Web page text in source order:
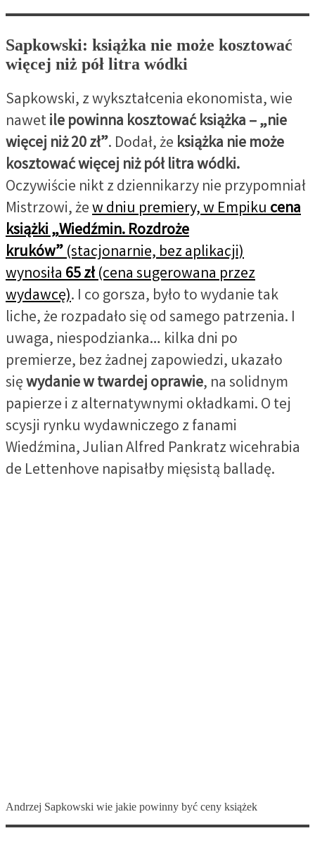
Sapkowski: książka nie może kosztować
więcej niż pół litra wódki
Sapkowski, z wykształcenia ekonomista, wie
nawetile powinna kosztować książka – „nie
więcej niż 20 zł”. Dodał, że książka nie może
kosztować więcej niż pół litra wódki.
Oczywiście nikt z dziennikarzy nie przypomniał
Mistrzowi, żew dniu premiery, w Empikucena
książki „Wiedźmin. Rozdroże
kruków”(stacjonarnie, bez aplikacji)
wynosiła65 zł(cena sugerowana przez
wydawcę). I co gorsza, było to wydanie tak
liche, że rozpadało się od samego patrzenia. I
uwaga, niespodzianka… kilka dni po
premierze, bez żadnej zapowiedzi, ukazało
sięwydanie w twardej oprawie, na solidnym
papierze i z alternatywnymi okładkami. O tej
scysji rynku wydawniczego z fanami
Wiedźmina, Julian Alfred Pankratz wicehrabia
de Lettenhove napisałby mięsistą balladę.
Andrzej Sapkowski wie jakie powinny być ceny książek